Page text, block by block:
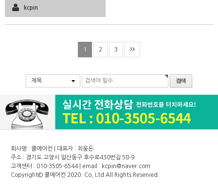
kcpin
1 2 3
제목
회사명 : 쿨에어컨 | 대표자 : 최웅돈
주소 : 경기도 고양시 일산동구 호수로430번길 58-9
고객센터 : 010-3505-6544 | email : kcpin@naver.com
Copyright©쿨에어컨 2020. Co, Ltd All Rights Reserved.